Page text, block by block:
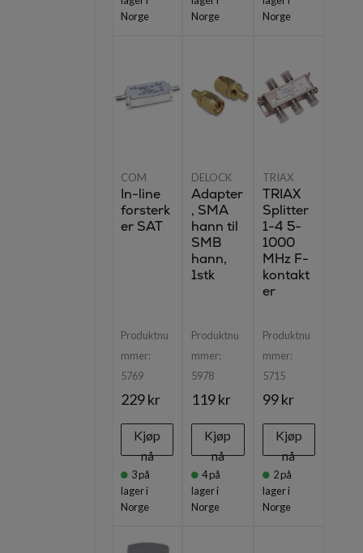
Norge
Norge
Norge
COM
In-line
forsterk
er SAT
Produktnu
mmer:
5769
229 kr
Kjøp
nå
3på
lager i
Norge
DELOCK
Adapter
, SMA
hann til
SMB
hann,
1stk
Produktnu
mmer:
5978
119 kr
Kjøp
nå
4på
lager i
Norge
TRIAX
TRIAX
Splitter
1-4 5-
1000
MHz F-
kontakt
er
Produktnu
mmer:
5715
99 kr
Kjøp
nå
2 på
lager i
Norge